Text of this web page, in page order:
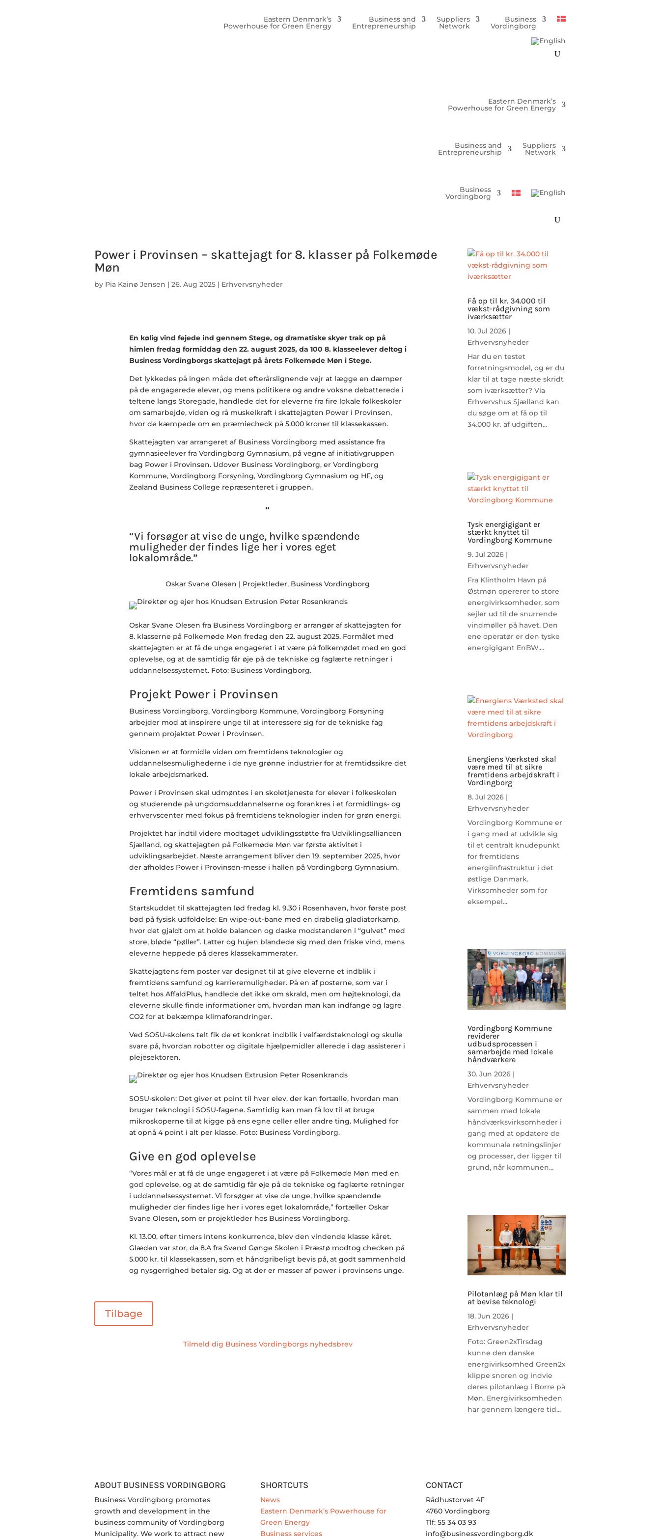
Eastern Denmark’s
Powerhouse for Green Energy
Business and
Entrepreneurship
Suppliers
Network
Business
Vordingborg
Eastern Denmark’s
Powerhouse for Green Energy
Business and
Entrepreneurship
Suppliers
Network
Business
Vordingborg
Power i Provinsen – skattejagt for 8. klasser på Folkemøde
Møn
by Pia Kainø Jensen | 26. Aug 2025 | Erhvervsnyheder
En kølig vind fejede ind gennem Stege, og dramatiske skyer trak op på
himlen fredag formiddag den 22. august 2025, da 100 8. klasseelever deltog i
Business Vordingborgs skattejagt på årets Folkemøde Møn i Stege.
Det lykkedes på ingen måde det efterårslignende vejr at lægge en dæmper
på de engagerede elever, og mens politikere og andre voksne debatterede i
teltene langs Storegade, handlede det for eleverne fra fire lokale folkeskoler
om samarbejde, viden og rå muskelkraft i skattejagten Power i Provinsen,
hvor de kæmpede om en præmiecheck på 5.000 kroner til klassekassen.
Skattejagten var arrangeret af Business Vordingborg med assistance fra
gymnasieelever fra Vordingborg Gymnasium, på vegne af initiativgruppen
bag Power i Provinsen. Udover Business Vordingborg, er Vordingborg
Kommune, Vordingborg Forsyning, Vordingborg Gymnasium og HF, og
Zealand Business College repræsenteret i gruppen.
“
“Vi forsøger at vise de unge, hvilke spændende
muligheder der findes lige her i vores eget
lokalområde.”
Oskar Svane Olesen | Projektleder, Business Vordingborg
Oskar Svane Olesen fra Business Vordingborg er arrangør af skattejagten for
8. klasserne på Folkemøde Møn fredag den 22. august 2025. Formålet med
skattejagten er at få de unge engageret i at være på folkemødet med en god
oplevelse, og at de samtidig får øje på de tekniske og faglærte retninger i
uddannelsessystemet. Foto: Business Vordingborg.
Projekt Power i Provinsen
Business Vordingborg, Vordingborg Kommune, Vordingborg Forsyning
arbejder mod at inspirere unge til at interessere sig for de tekniske fag
gennem projektet Power i Provinsen.
Visionen er at formidle viden om fremtidens teknologier og
uddannelsesmulighederne i de nye grønne industrier for at fremtidssikre det
lokale arbejdsmarked.
Power i Provinsen skal udmøntes i en skoletjeneste for elever i folkeskolen
og studerende på ungdomsuddannelserne og forankres i et formidlings- og
erhvervscenter med fokus på fremtidens teknologier inden for grøn energi.
Projektet har indtil videre modtaget udviklingsstøtte fra Udviklingsalliancen
Sjælland, og skattejagten på Folkemøde Møn var første aktivitet i
udviklingsarbejdet. Næste arrangement bliver den 19. september 2025, hvor
der afholdes Power i Provinsen-messe i hallen på Vordingborg Gymnasium.
Fremtidens samfund
Startskuddet til skattejagten lød fredag kl. 9.30 i Rosenhaven, hvor første post
bød på fysisk udfoldelse: En wipe-out-bane med en drabelig gladiatorkamp,
hvor det gjaldt om at holde balancen og daske modstanderen i “gulvet” med
store, bløde “pøller”. Latter og hujen blandede sig med den friske vind, mens
eleverne heppede på deres klassekammerater.
Skattejagtens fem poster var designet til at give eleverne et indblik i
fremtidens samfund og karrieremuligheder. På en af posterne, som var i
teltet hos AffaldPlus, handlede det ikke om skrald, men om højteknologi, da
eleverne skulle finde informationer om, hvordan man kan indfange og lagre
CO2 for at bekæmpe klimaforandringer.
Ved SOSU-skolens telt fik de et konkret indblik i velfærdsteknologi og skulle
svare på, hvordan robotter og digitale hjælpemidler allerede i dag assisterer i
plejesektoren.
SOSU-skolen: Det giver et point til hver elev, der kan fortælle, hvordan man
bruger teknologi i SOSU-fagene. Samtidig kan man få lov til at bruge
mikroskoperne til at kigge på ens egne celler eller andre ting. Mulighed for
at opnå 4 point i alt per klasse. Foto: Business Vordingborg.
Give en god oplevelse
“Vores mål er at få de unge engageret i at være på Folkemøde Møn med en
god oplevelse, og at de samtidig får øje på de tekniske og faglærte retninger
i uddannelsessystemet. Vi forsøger at vise de unge, hvilke spændende
muligheder der findes lige her i vores eget lokalområde,” fortæller Oskar
Svane Olesen, som er projektleder hos Business Vordingborg.
Kl. 13.00, efter timers intens konkurrence, blev den vindende klasse kåret.
Glæden var stor, da 8.A fra Svend Gønge Skolen i Præstø modtog checken på
5.000 kr. til klassekassen, som et håndgribeligt bevis på, at godt sammenhold
og nysgerrighed betaler sig. Og at der er masser af power i provinsens unge.
Tilbage
Tilmeld dig Business Vordingborgs nyhedsbrev
Få op til kr. 34.000 til
vækst-rådgivning som
iværksætter
10. Jul 2026|
Erhvervsnyheder
Har du en testet
forretningsmodel, og er du
klar til at tage næste skridt
som iværksætter? Via
Erhvervshus Sjælland kan
du søge om at få op til
34.000 kr. af udgiften...
Tysk energigigant er
stærkt knyttet til
Vordingborg Kommune
9. Jul 2026|
Erhvervsnyheder
Fra Klintholm Havn på
Østmøn opererer to store
energivirksomheder, som
sejler ud til de snurrende
vindmøller på havet. Den
ene operatør er den tyske
energigigant EnBW,...
Energiens Værksted skal
være med til at sikre
fremtidens arbejdskraft i
Vordingborg
8. Jul 2026|
Erhvervsnyheder
Vordingborg Kommune er
i gang med at udvikle sig
til et centralt knudepunkt
for fremtidens
energiinfrastruktur i det
østlige Danmark.
Virksomheder som for
eksempel...
Vordingborg Kommune
reviderer
udbudsprocessen i
samarbejde med lokale
håndværkere
30. Jun 2026|
Erhvervsnyheder
Vordingborg Kommune er
sammen med lokale
håndværksvirksomheder i
gang med at opdatere de
kommunale retningslinjer
og processer, der ligger til
grund, når kommunen...
Pilotanlæg på Møn klar til
at bevise teknologi
18. Jun 2026|
Erhvervsnyheder
Foto: Green2xTirsdag
kunne den danske
energivirksomhed Green2x
klippe snoren og indvie
deres pilotanlæg i Borre på
Møn. Energivirksomheden
har gennem længere tid...
ABOUT BUSINESS VORDINGBORG
Business Vordingborg promotes
growth and development in the
business community of Vordingborg
Municipality. We work to attract new
SHORTCUTS
News
Eastern Denmark’s Powerhouse for
Green Energy
Business services
CONTACT
Rådhustorvet 4F
4760 Vordingborg
Tlf: 55 34 03 93
info@businessvordingborg.dk